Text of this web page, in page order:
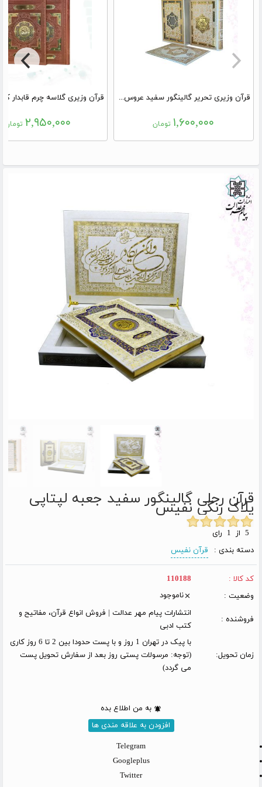
قرآن وزیری تحریر گالینگور سفید عروس قابدار کشویی لیزری با رویداد
۱,۶۰۰,۰۰۰ تومان ۲,۹۵۰,۰۰۰ تومان
قرآن رحلی گالینگور سفید جعبه لپتاپی
پلاک رنگی نفیس
دسته بندی :
قرآن نفیس
کد کالا :
110188
وضعیت :
ناموجود
فروشنده :
انتشارات پیام مهر عدالت | فروش انواع قرآن، مفاتیح و
کتب ادبی
زمان تحویل:
با پیک در تهران 1 روز و با پست حدودا بین 2 تا 6 روز کاری
(توجه: مرسولات پستی روز بعد از سفارش تحویل پست
می گردد)
به من اطلاع بده
افزودن به علاقه مندی ها
Telegram
Googleplus
Twitter